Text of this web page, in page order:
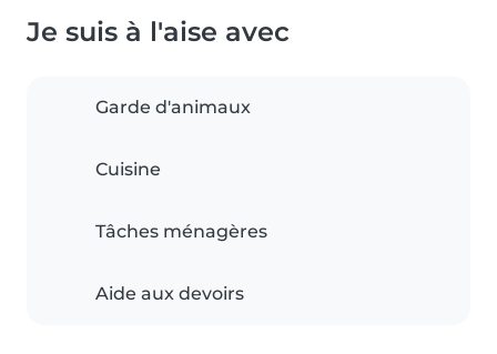
Je suis à l'aise avec
Garde d'animaux
Cuisine
Tâches ménagères
Aide aux devoirs